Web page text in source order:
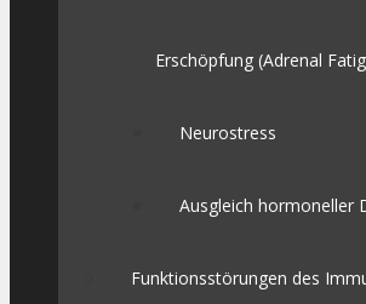
Erschöpfung (Adrenal
Neurostress
Ausgleich hormoneller
Funktionsstörungen des